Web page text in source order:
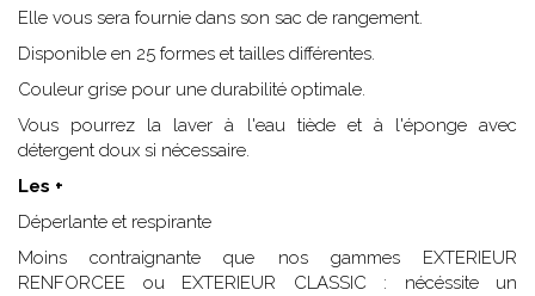
Elle vous sera fournie dans son sac de rangement.
Disponible en 25 formes et tailles différentes.
Couleur grise pour une durabilité optimale.
Vous pourrez la laver à l'eau tiède et à l'éponge avec
détergent doux si nécessaire.
Les +
Déperlante et respirante
Moins contraignante que nos gammes EXTERIEUR
RENFORCEE ou EXTERIEUR CLASSIC : nécéssite un